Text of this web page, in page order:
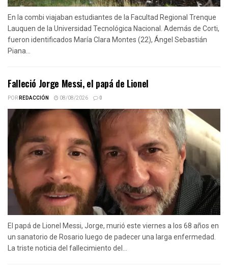
En la combi viajaban estudiantes de la Facultad Regional Trenque
Lauquen de la Universidad Tecnológica Nacional. Además de Corti,
fueron identificados María Clara Montes (22), Ángel Sebastián
Piana...
Falleció Jorge Messi, el papá de Lionel
PORREDACCIÓN 08/08/2026 0
El papá de Lionel Messi, Jorge, murió este viernes a los 68 años en
un sanatorio de Rosario luego de padecer una larga enfermedad.
La triste noticia del fallecimiento del...